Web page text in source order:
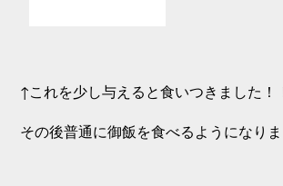
↑これを少し与えると食いつきました！
その後普通に御飯を食べるようになりま